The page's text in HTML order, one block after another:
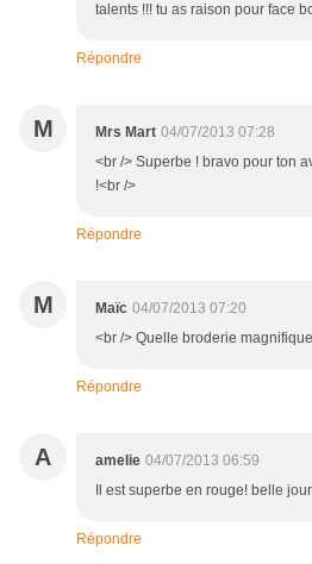
talents !!! tu as raison pour face
Répondre
M Mrs Mart 04/07/2013 07:28
<br /> Superbe ! bravo pour ton
!<br />
Répondre
M Maïc 04/07/2013 07:20
<br /> Quelle broderie
Répondre
A amelie 04/07/2013 06:59
Il est superbe en rouge! belle
Répondre